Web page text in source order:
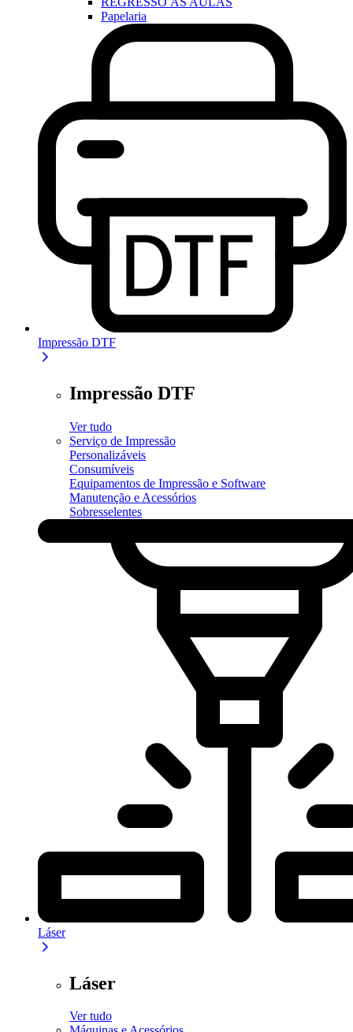
Papelaria
Impressão DTF
Impressão DTF
Ver tudo
Serviço de Impressão
Personalizáveis
Consumíveis
Equipamentos de Impressão e Software
Manutenção e Acessórios
Sobresselentes
Láser
Láser
Ver tudo